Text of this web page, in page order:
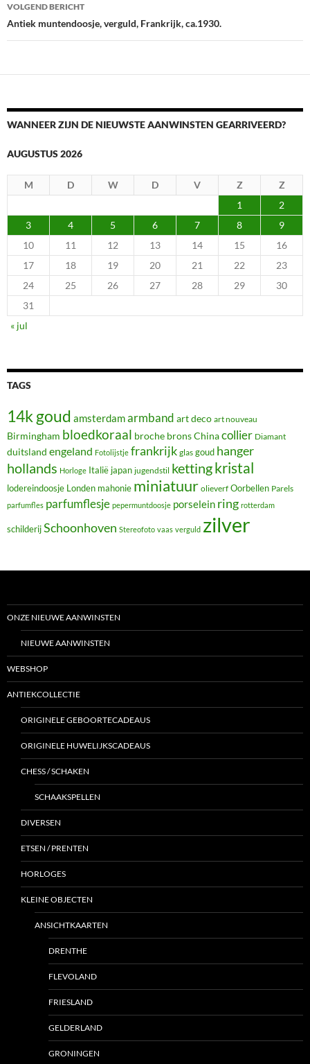
VOLGEND BERICHT
Antiek muntendoosje, verguld, Frankrijk, ca.1930.
WANNEER ZIJN DE NIEUWSTE AANWINSTEN GEARRIVEERD?
AUGUSTUS 2026
M D W D V Z
Z
1
2
3
4 5 6 7 8
9
10
11 12 13 14 15
16
17
18 19 20 21 22
23
24
25 26 27 28 29
30
31
« jul
TAGS
14k goud amsterdamarmband art deco art nouveau
Birmingham bloedkoraal broche bronsChinacollier Diamant
duitsland engeland Fotolijstje frankrijk glas goud hanger
hollands Horloge Italië japan jugendstil kettingkristal
lodereindoosje Londen mahonie miniatuur olieverf Oorbellen Parels
parfumfles parfumflesje pepermuntdoosje porselein ring rotterdam
schilderijSchoonhoven Stereofoto vaas verguld zilver
ONZE NIEUWE AANWINSTEN
NIEUWE AANWINSTEN
WEBSHOP
ANTIEKCOLLECTIE
ORIGINELE GEBOORTECADEAUS
ORIGINELE HUWELIJKSCADEAUS
CHESS / SCHAKEN
SCHAAKSPELLEN
DIVERSEN
ETSEN / PRENTEN
HORLOGES
KLEINE OBJECTEN
ANSICHTKAARTEN
DRENTHE
FLEVOLAND
FRIESLAND
GELDERLAND
GRONINGEN